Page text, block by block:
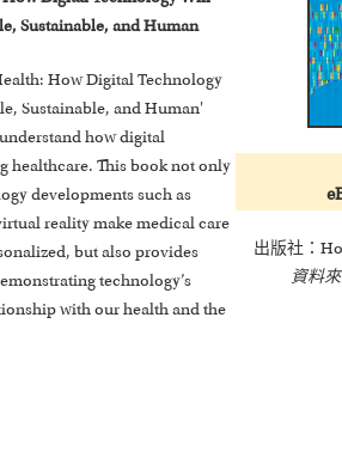
Sustainable, and Human
How Digital Technology
Sustainable, and Human'
how digital
healthcare. This book not only
developments such as
reality make medical care
but also provides
technology’s
with our health and the
出版社：
資料